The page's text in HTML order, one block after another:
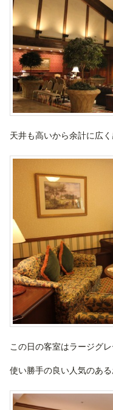
天井も高いから余計に広く
この日の客室はラージグ
使い勝手の良い人気のある